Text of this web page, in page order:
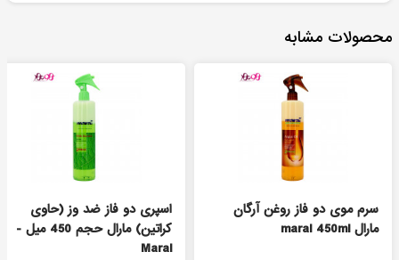
محصولات مشابه
سرم موی دو فاز روغن آرگان
مارال maral 450ml
اسپری دو فاز ضد وز (حاوی
کراتین) مارال حجم 450 میل -
Maral